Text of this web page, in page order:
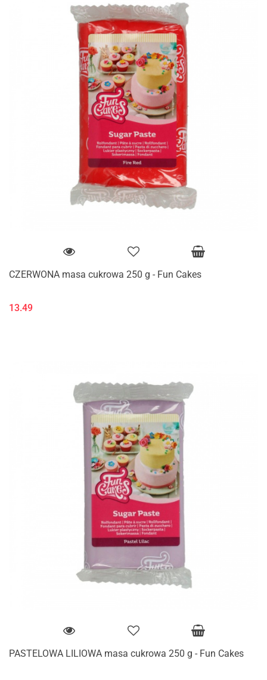
CZERWONA masa cukrowa 250 g - Fun Cakes
13.49
PASTELOWA LILIOWA masa cukrowa 250 g - Fun Cakes